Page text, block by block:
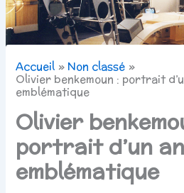
Accueil
Non classé
Olivier benkemoun : portrait
emblématique
Olivier
portrait d’un
emblématique